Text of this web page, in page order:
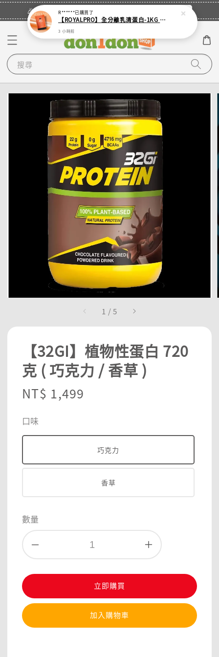
🎉登入會員・領取您的專屬折扣券！ 立即登入
搜尋
1 /5
【32GI】植物性蛋白 720
克 ( 巧克力 / 香草 )
Regular
NT$ 1,499
口味
巧克力
香草
數量
立即購買
加入購物車
R******已購買了
【ROYALPRO】全分離乳清蛋白-1KG -多口味任選｜可加購湯匙
3 小時前